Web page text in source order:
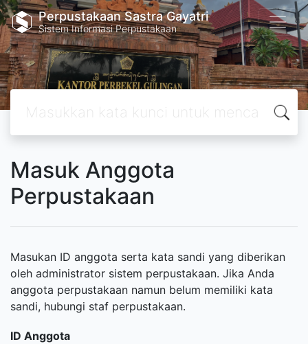
Perpustakaan Sastra Gayatri
Sistem Informasi Perpustakaan
Masuk Anggota
Perpustakaan
Masukan ID anggota serta kata sandi yang diberikan
oleh administrator sistem perpustakaan. Jika Anda
anggota perpustakaan namun belum memiliki kata
sandi, hubungi staf perpustakaan.
ID Anggota